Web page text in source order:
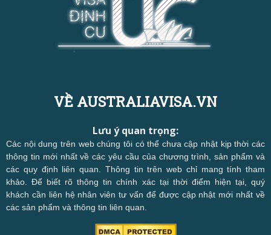
VỀ AUSTRALIAVISA.VN
Lưu ý quan trọng:
Các nội dung trên web chúng tôi có thể chưa cập nhật kịp thời các
thông tin mới nhất về các yêu cầu của chương trình, sản phẩm và
các quy định liên quan. Thông tin trên web chỉ mang tính tham
khảo. Để biết rõ thông tin chính xác tại thời điểm hiện tại, quý
khách cần liên hệ nhân viên tư vấn để được cập nhật mới nhất về
các sản phẩm và thông tin liên quan.